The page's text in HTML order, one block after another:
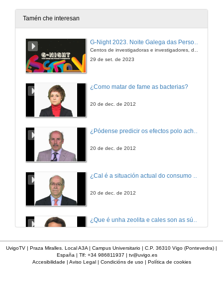
5 de feb. de 2010
Tamén che interesan
G-Night 2023. Noite Galega das Persoas Investigadoras. Conciencias creativas
29 de set. de 2023
¿Como matar de fame as bacterias?
20 de dec. de 2012
¿Pódense predicir os efectos polo achegamento á Terra dos asteroides?
20 de dec. de 2012
20 de dec. de 2012
¿Que é unha zeolita e cales son as súas aplicacións?
¿Que é un páncreas artificial?
UvigoTV | Praza Miralles. Local A3A | Campus Universitario | C.P. 36310 Vigo (Pontevedra) |
España | Tlf: +34 986811937 | tv@uvigo.es
Accesibilidade | Aviso Legal| Condicións de uso| Política de cookies